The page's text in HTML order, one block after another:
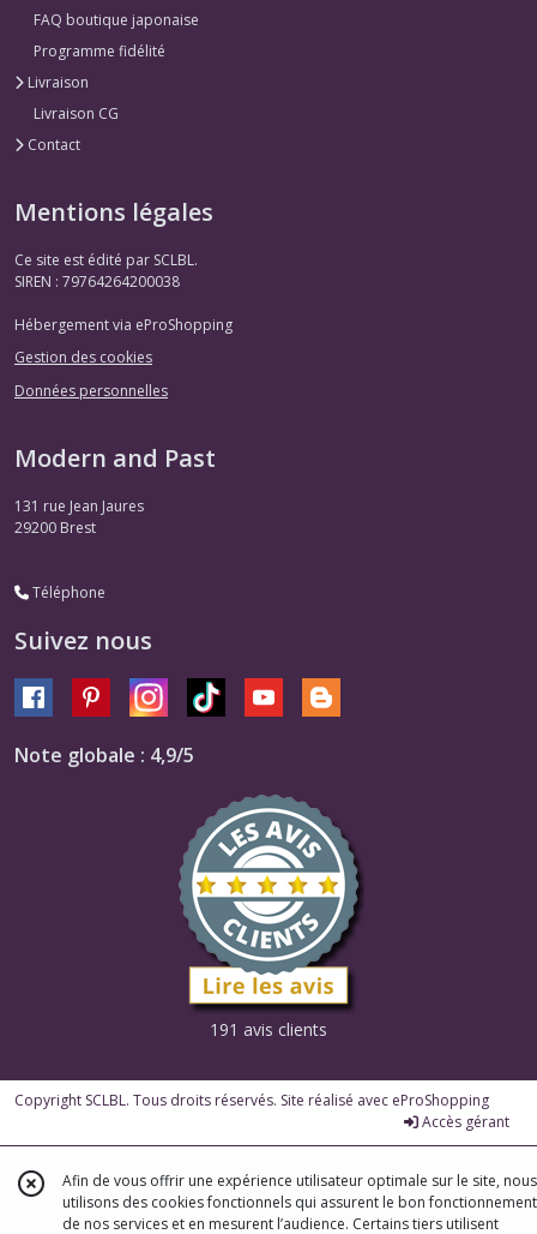
FAQ boutique japonaise
Programme fidélité
Livraison
Livraison CG
Contact
Mentions légales
Ce site est édité par SCLBL.
SIREN : 79764264200038
Hébergement via eProShopping
Gestion des cookies
Données personnelles
Modern and Past
131 rue Jean Jaures
29200 Brest
Téléphone
Suivez nous
Note globale : 4,9/5
191 avis clients
Copyright SCLBL. Tous droits réservés. Site réalisé avec eProShopping
Accès gérant
Afin de vous offrir une expérience utilisateur optimale sur le site, nous
utilisons des cookies fonctionnels qui assurent le bon fonctionnement
de nos services et en mesurent l’audience. Certains tiers utilisent